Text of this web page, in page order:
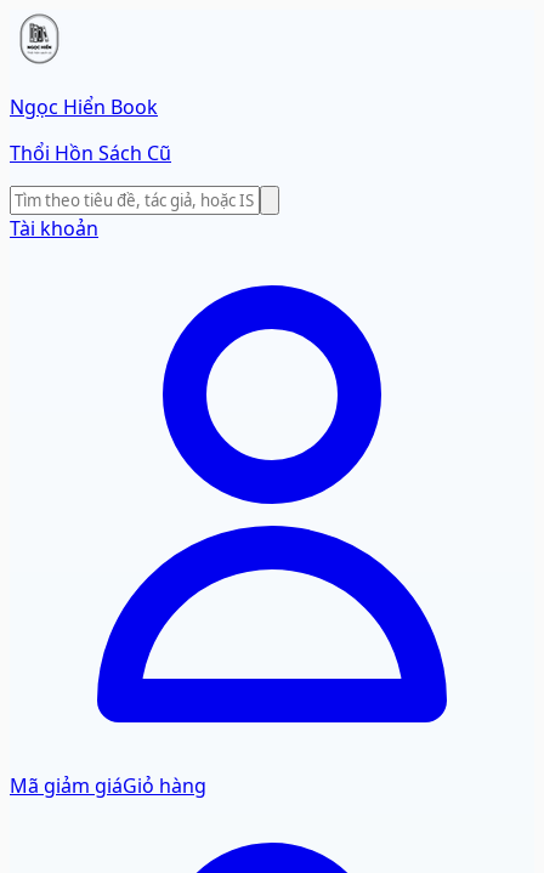
Ngọc Hiển Book
Thổi Hồn Sách Cũ
Tài khoản
Mã giảm giáGiỏ hàng